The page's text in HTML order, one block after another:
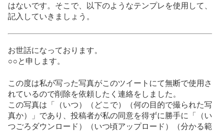
はないです。そこで、以下のようなテンプレを使用して、
記入していきましょう。
お世話になっております。
○○と申します。
この度は私が写った写真がこのツイートにて無断で使用さ
れているので削除を依頼したく連絡をしました。
この写真は「（いつ）（どこで）（何の目的で撮られた写
真か）」であり、投稿者が私の同意を得ずに勝手に「（い
つごろダウンロード）（いつ頃アップロード）（分かる範